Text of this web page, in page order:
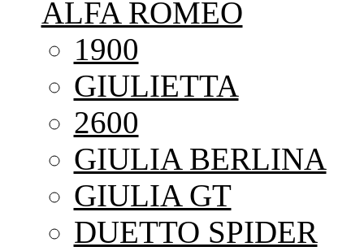
ALFA ROMEO
1900
GIULIETTA
2600
GIULIA BERLINA
GIULIA GT
DUETTO SPIDER